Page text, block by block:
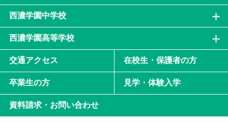
西濃学園中学校
西濃学園高等学校
交通アクセス 在校生・保護者の方
卒業生の方 見学・体験入学
資料請求・お問い合わせ